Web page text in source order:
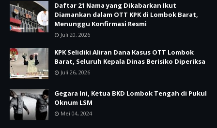
Daftar 21 Nama yang Dikabarkan Ikut
Diamankan dalam OTT KPK di Lombok Barat,
Menunggu Konfirmasi Resmi
Juli 20, 2026
KPK Selidiki Aliran Dana Kasus OTT Lombok
Barat, Seluruh Kepala Dinas Berisiko Diperiksa
Juli 26, 2026
Gegara Ini, Ketua BKD Lombok Tengah di Pukul
Oknum LSM
Mei 04, 2024